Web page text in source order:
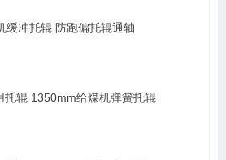
缓冲托辊 防跑偏托辊通轴
托辊 1350mm给煤机弹簧托辊